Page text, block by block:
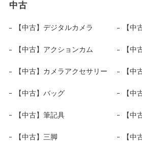
中古
【中古】デジタルカメラ 【中
【中古】アクションカム 【中
【中古】カメラアクセサリー 【中
【中古】バッグ 【中
【中古】筆記具 【中
【中古】三脚 【中